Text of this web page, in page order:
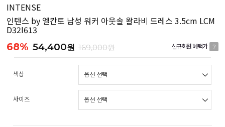
INTENSE
인텐스 by 엘칸토 남성 워커 아웃솔 왈라비 드레스 3.5cm LCM
D32I613
68% 54,400원 169,000원 신규회원 혜택가 ?
색상
사이즈